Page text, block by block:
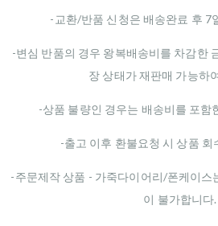
-교환/반품 신청은 배송완료 후 7
-변심 반품의 경우 왕복배송비를 차감한
장 상태가 재판매 가능하
-상품 불량인 경우는 배송비를 포함
-출고 이후 환불요청 시 상품 회
-주문제작 상품 - 가죽다이어리/폰케이스
이 불가합니다.